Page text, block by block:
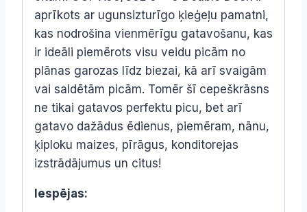
aprīkots ar ugunsizturīgo ķieģeļu pamatni,
kas nodrošina vienmērīgu gatavošanu, kas
ir ideāli piemērots visu veidu picām no
plānas garozas līdz biezai, kā arī svaigām
vai saldētām picām. Tomēr šī cepeškrāsns
ne tikai gatavos perfektu picu, bet arī
gatavo dažādus ēdienus, piemēram, nānu,
ķiploku maizes, pīrāgus, konditorejas
izstrādājumus un citus!
Iespējas: